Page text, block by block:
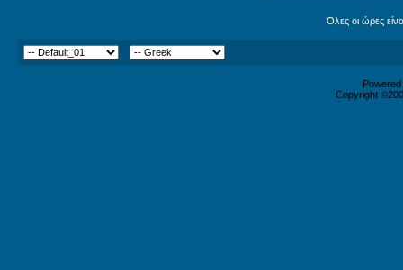
Όλες οι ώρες
Copyright